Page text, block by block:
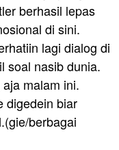
berhasil lepas
di sini.
lagi dialog di
soal nasib dunia.
malam ini.
digedein biar
berbagai